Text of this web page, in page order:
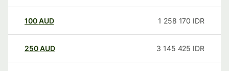
100AUD 1 258 170 IDR
250AUD 3 145 425 IDR